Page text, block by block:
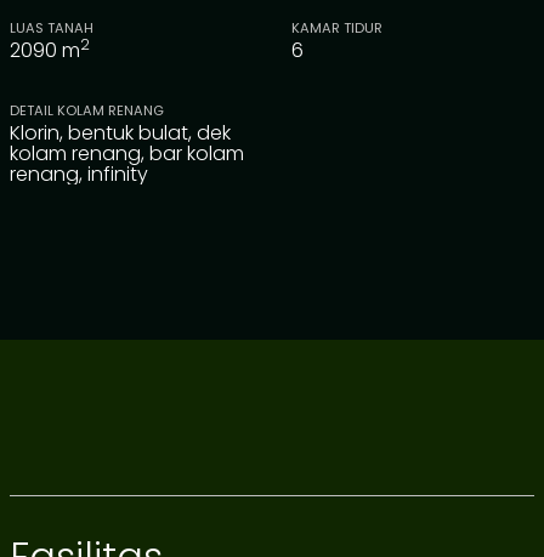
LUAS TANAH
2090 m2
KAMAR TIDUR
6
DETAIL KOLAM RENANG
Klorin, bentuk bulat, dek
kolam renang, bar kolam
renang, infinity